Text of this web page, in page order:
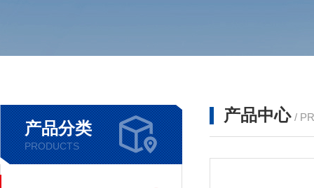
产品分类
PRODUCTS
产品中心 /